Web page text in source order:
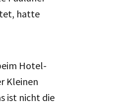
hatte
Hotel-
Kleinen
ist nicht die